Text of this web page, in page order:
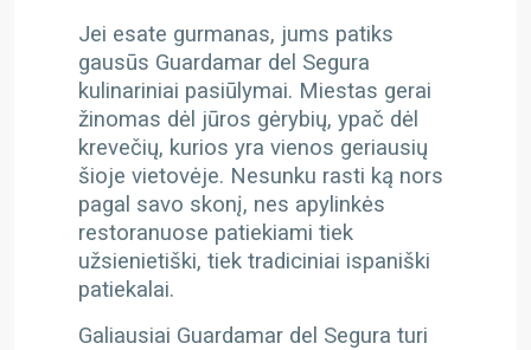
Jei esate gurmanas, jums patiks
gausūs Guardamar del Segura
kulinariniai pasiūlymai. Miestas gerai
žinomas dėl jūros gėrybių, ypač dėl
krevečių, kurios yra vienos geriausių
šioje vietovėje. Nesunku rasti ką nors
pagal savo skonį, nes apylinkės
restoranuose patiekiami tiek
užsienietiški, tiek tradiciniai ispaniški
patiekalai.
Galiausiai Guardamar del Segura turi